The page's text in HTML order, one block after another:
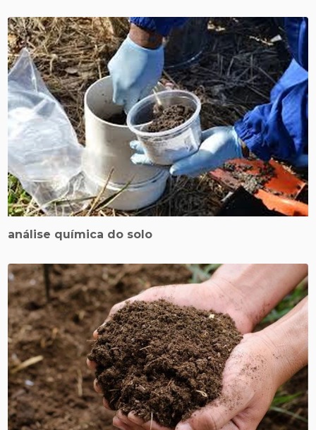
análise química do solo